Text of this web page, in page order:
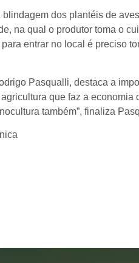
dos plantéis de
na qual o produtor toma o
entrar no local é preciso
Pasqualli, destaca a
que faz a
também”, finaliza